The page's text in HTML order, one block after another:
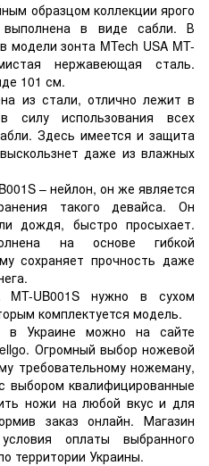
образцом коллекции ярого
в виде сабли. В
модели зонта MTech USA MT-
нержавеющая сталь.
101 см.
из стали, отлично лежит в
силу использования всех
Здесь имеется и защита
даже из влажных
– нейлон, он же является
такого девайса. Он
дождя, быстро просыхает.
на основе гибкой
сохраняет прочность даже
MT-UB001S нужно в сухом
комплектуется модель.
в Украине можно на сайте
Огромный выбор ножевой
требовательному ножеману,
выбором квалифицированные
ножи на любой вкус и для
заказ онлайн. Магазин
оплаты выбранного
территории Украины.